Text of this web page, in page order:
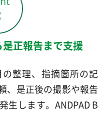
正報告まで支援
整理、指摘箇所の記
、是正後の撮影や報告
生します。ANDPAD B